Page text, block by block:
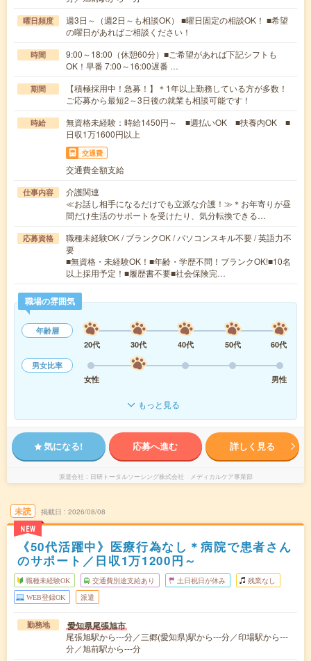
曜日頻度
週3日～（週2日～も相談OK） ■曜日固定の相談OK！ ■希望
の曜日があればご相談ください！
時間
9:00～18:00（休憩60分）■ご希望があれば下記シフトも
OK！早番 7:00～16:00遅番 …
期間
【積極採用中！急募！】＊1年以上勤務している方が多数！
ご応募から最短2～3日後の就業も相談可能です！
時給
無資格未経験：時給1450円～ ■週払いOK ■扶養内OK ■
日収1万1600円以上
交通費
交通費全額支給
仕事内容
介護関連
≪お話し相手になるだけでも立派な介護！≫＊お年寄りが昼
間だけ生活のサポートを受けたり、気分転換できる…
応募資格
職種未経験OK / ブランクOK / パソコンスキル不要 / 英語力不
要
■無資格・未経験OK！■年齢・学歴不問！ブランクOK!■10名
以上採用予定！■履歴書不要■社会保険完…
職場の雰囲気
年齢層
20代
30代 40代 50代
60代
男女比率
女性
男性
もっと見る
気になる! 応募へ進む 詳しく見る
派遣会社 日研トータルソーシング株式会社 メディカルケア事業部
未読
NEW
掲載日 2026/08/08
《50代活躍中》医療行為なし＊病院で患者さん
のサポート／日収1万1200円～
職種未経験OK 交通費別途支給あり 土日祝日が休み 残業なし
WEB登録OK 派遣
勤務地 愛知県尾張旭市
尾張旭駅から---分／三郷(愛知県)駅から---分／印場駅から---
分／旭前駅から---分